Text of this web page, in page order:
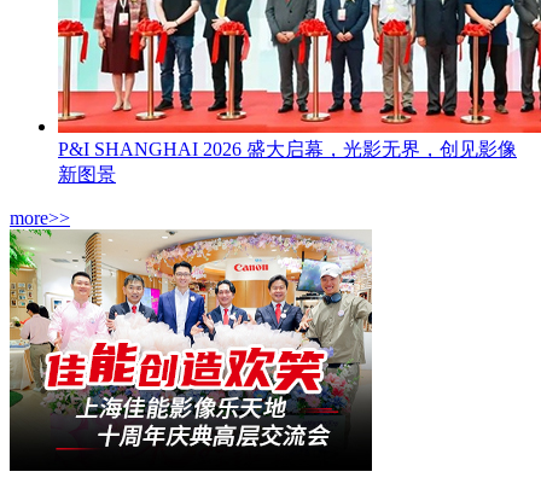
P&I SHANGHAI 2026 盛大启幕，光影无界，创见影像
新图景
more>>